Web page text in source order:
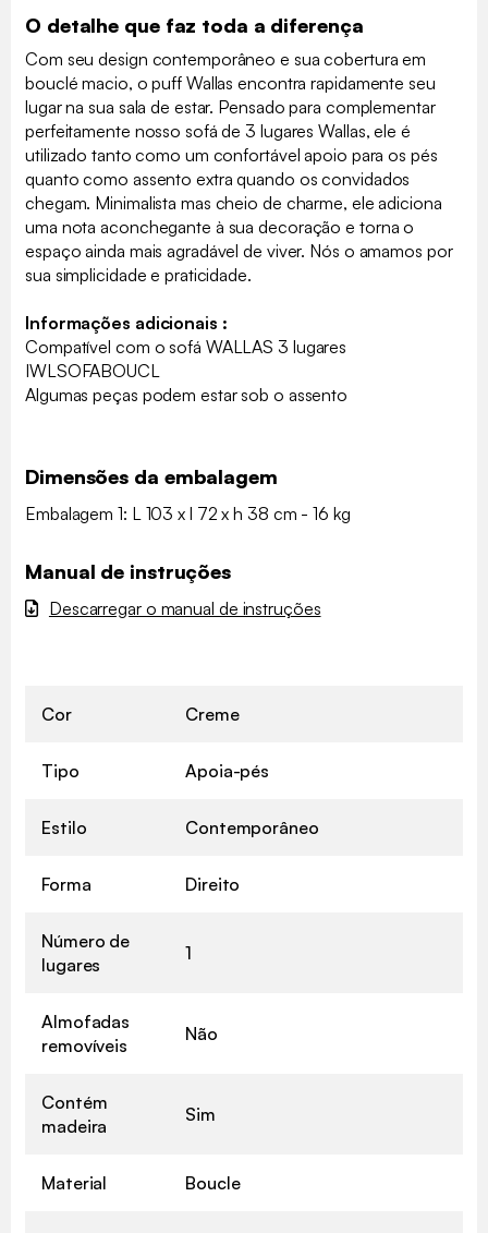
O detalhe que faz toda a diferença
Com seu design contemporâneo e sua cobertura em
bouclé macio, o puff Wallas encontra rapidamente seu
lugar na sua sala de estar. Pensado para complementar
perfeitamente nosso sofá de 3 lugares Wallas, ele é
utilizado tanto como um confortável apoio para os pés
quanto como assento extra quando os convidados
chegam. Minimalista mas cheio de charme, ele adiciona
uma nota aconchegante à sua decoração e torna o
espaço ainda mais agradável de viver. Nós o amamos por
sua simplicidade e praticidade.
Informações adicionais :
Compatível com o sofá WALLAS 3 lugares
IWLSOFABOUCL
Algumas peças podem estar sob o assento
Dimensões da embalagem
Embalagem 1: L 103 x l 72 x h 38 cm - 16 kg
Manual de instruções
Descarregar o manual de instruções
Cor Creme
Tipo Apoia-pés
Estilo Contemporâneo
Forma Direito
Número de
lugares
1
Almofadas
removíveis
Não
Contém
madeira
Sim
Material Boucle